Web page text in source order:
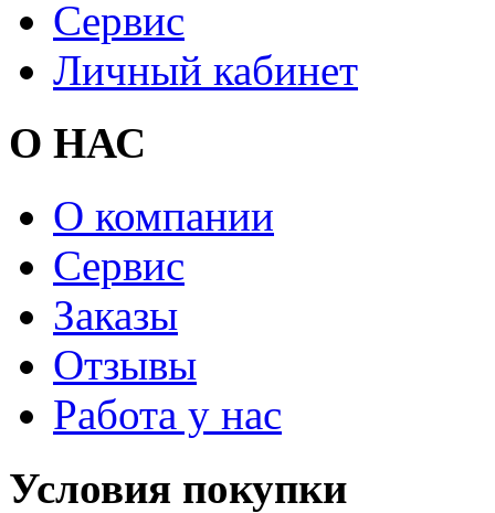
Сервис
Личный кабинет
О НАС
О компании
Сервис
Заказы
Отзывы
Работа у нас
Условия покупки